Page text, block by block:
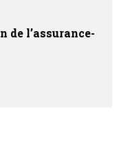
de l’assurance-